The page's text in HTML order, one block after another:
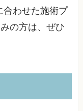
合わせた施術プ
の方は、ぜひ